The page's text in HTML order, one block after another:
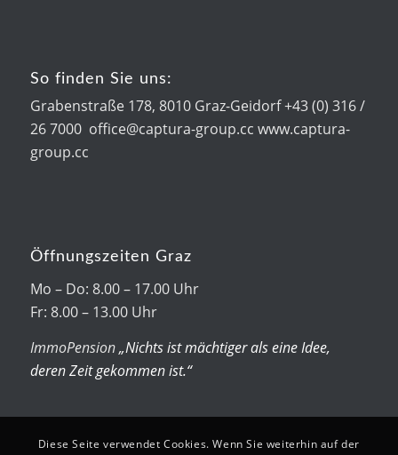
So finden Sie uns:
Grabenstraße 178, 8010 Graz-Geidorf +43 (0) 316 /
26 7000 office@captura-group.cc www.captura-
group.cc
Öffnungszeiten Graz
Mo – Do: 8.00 – 17.00 Uhr
Fr: 8.00 – 13.00 Uhr
ImmoPension„Nichts ist mächtiger als eine Idee,
deren Zeit gekommen ist.“
Diese Seite verwendet Cookies. Wenn Sie weiterhin auf der